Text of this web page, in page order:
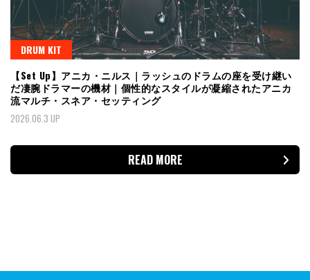
DRUM KIT
【Set Up】アニカ・ニルス｜ラッシュのドラムの座を受け継い
だ凄腕ドラマーの機材｜個性的なスタイルが凝縮されたアニカ
流マルチ・スネア・セッティング
2026.06.3 UP
READ MORE